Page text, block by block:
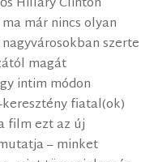
már nincs olyan
szerte
magát
intim módon
fiatal(ok)
film ezt az új
– minket